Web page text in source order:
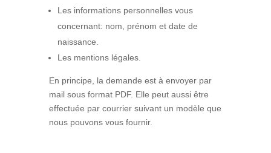
Les informations personnelles vous
concernant: nom, prénom et date de
naissance.
Les mentions légales.
En principe, la demande est à envoyer par
mail sous format PDF. Elle peut aussi être
effectuée par courrier suivant un modèle que
nous pouvons vous fournir.